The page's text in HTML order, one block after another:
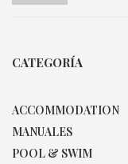
CATEGORÍA
ACCOMMODATION
MANUALES
POOL & SWIM